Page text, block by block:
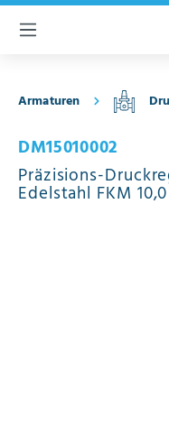
springen
Armaturen
DM15010002
Präzisions-
Edelstahl FKM